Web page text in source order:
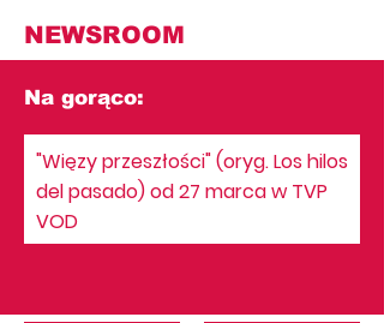
NEWSROOM
Na gorąco:
"Więzy przeszłości" (oryg. Los hilos
del pasado) od 27 marca w TVP
VOD